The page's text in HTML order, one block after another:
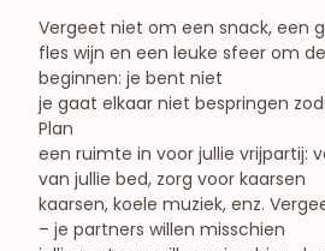
Vergeet niet om een snack, een
fles wijn en een leuke sfeer om
beginnen: je bent niet
je gaat elkaar niet bespringen
Plan
een ruimte in voor jullie vrijpartij:
van jullie bed, zorg voor kaarsen
kaarsen, koele muziek, enz.
– je partners willen misschien